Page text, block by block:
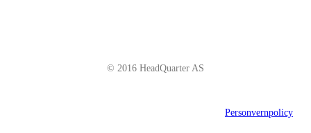
© 2016 HeadQuarter AS
Personvernpolicy